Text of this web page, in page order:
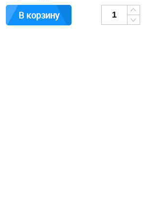
В корзину